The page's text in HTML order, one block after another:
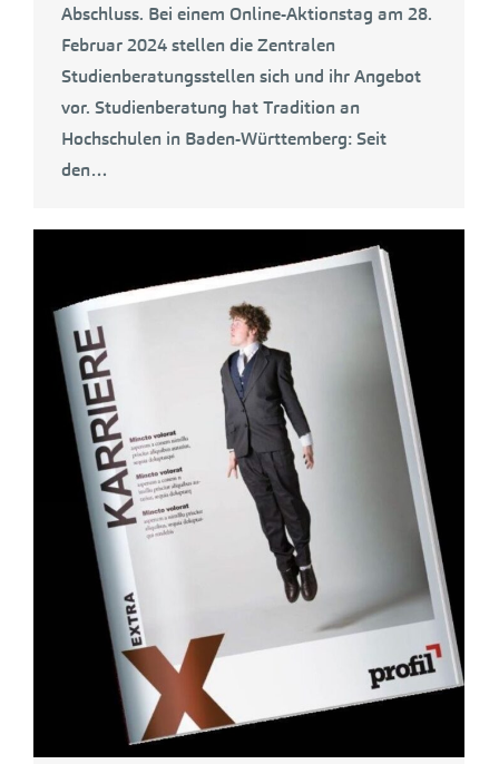
Abschluss. Bei einem Online-Aktionstag am 28.
Februar 2024 stellen die Zentralen
Studienberatungsstellen sich und ihr Angebot
vor. Studienberatung hat Tradition an
Hochschulen in Baden-Württemberg: Seit
den…